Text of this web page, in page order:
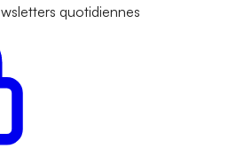
quotidiennes